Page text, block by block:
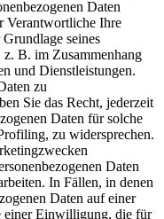
Daten
Verantwortliche Ihre
seines
z. B. im Zusammenhang
und Dienstleistungen.
zu
Sie das Recht, jederzeit
Daten für solche
zu widersprechen.
Daten
In Fällen, in denen
Daten auf einer
einer Einwilligung, die für